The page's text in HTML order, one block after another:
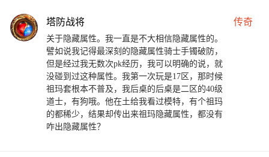
塔防战将 传奇
关于隐藏属性。我一直是不大相信隐藏属性的。
譬如说我记得最深刻的隐藏属性骑士手镯破防，
但是经过我无数次pk经历，我可以明确的说，就
没碰到过这种属性。我第一次玩是17区，那时候
祖玛套根本不普及，我后桌的后桌是二区的40级
道士，有狗哦。他在土给我看过模特，有个祖玛
的都稀少，结果却传出来祖玛隐藏属性，都没有
咋出隐藏属性？